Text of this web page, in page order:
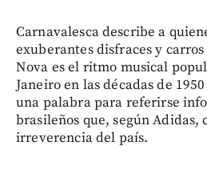
Carnavalesca describe a
exuberantes disfraces y
Nova es el ritmo musical
Janeiro en las décadas de
una palabra para referirse
brasileños que, según Adidas,
irreverencia del país.